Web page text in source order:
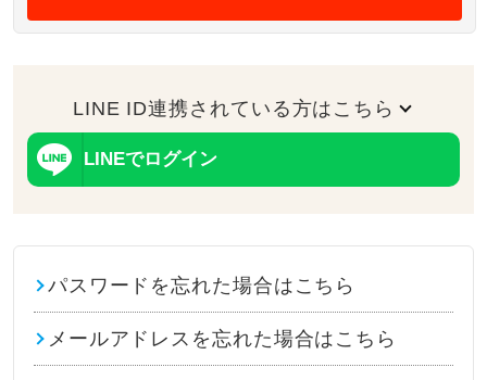
LINE ID連携されている方はこちら
LINEでログイン
パスワードを忘れた場合はこちら
メールアドレスを忘れた場合はこちら